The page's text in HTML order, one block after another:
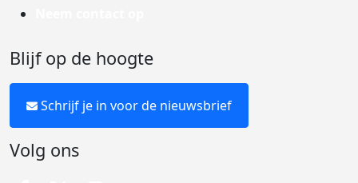
Blijf op de hoogte
Schrijf je in voor de nieuwsbrief
Volg ons